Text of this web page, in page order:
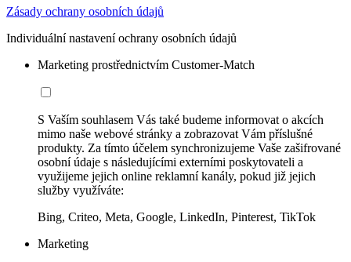
Zásady ochrany osobních údajů
Individuální nastavení ochrany osobních údajů
Marketing prostřednictvím Customer-Match
S Vaším souhlasem Vás také budeme informovat o akcích
mimo naše webové stránky a zobrazovat Vám příslušné
produkty. Za tímto účelem synchronizujeme Vaše zašifrované
osobní údaje s následujícími externími poskytovateli a
využijeme jejich online reklamní kanály, pokud již jejich
služby využíváte:
Bing, Criteo, Meta, Google, LinkedIn, Pinterest, TikTok
Marketing